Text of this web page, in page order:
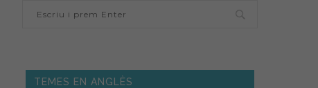
TEMES EN ANGLÈS